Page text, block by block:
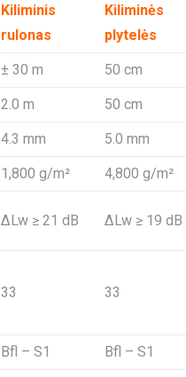
Kiliminis
rulonas
Kiliminės
plytelės
± 30 m 50 cm
2.0 m 50 cm
4.3 mm 5.0 mm
1,800 g/m² 4,800 g/m²
ΔLw ≥ 21 dB ΔLw ≥ 19 dB
33 33
Bfl – S1 Bfl – S1